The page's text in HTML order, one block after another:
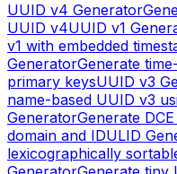
UUID v4 Generator
UUID v4UUID v1
v1 with embedded
GeneratorGenerate
primary keysUUID v3
name-based UUID v3
GeneratorGenerate
domain and IDULID
lexicographically